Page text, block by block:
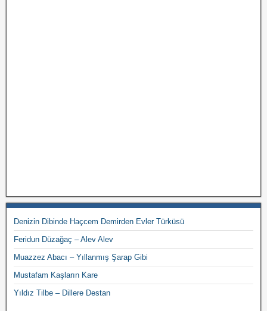
Denizin Dibinde Haçcem Demirden Evler Türküsü
Feridun Düzağaç – Alev Alev
Muazzez Abacı – Yıllanmış Şarap Gibi
Mustafam Kaşların Kare
Yıldız Tilbe – Dillere Destan